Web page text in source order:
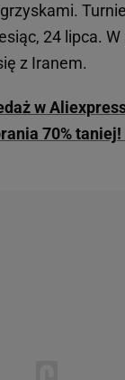
24 lipca.
z Iranem.
w
70%